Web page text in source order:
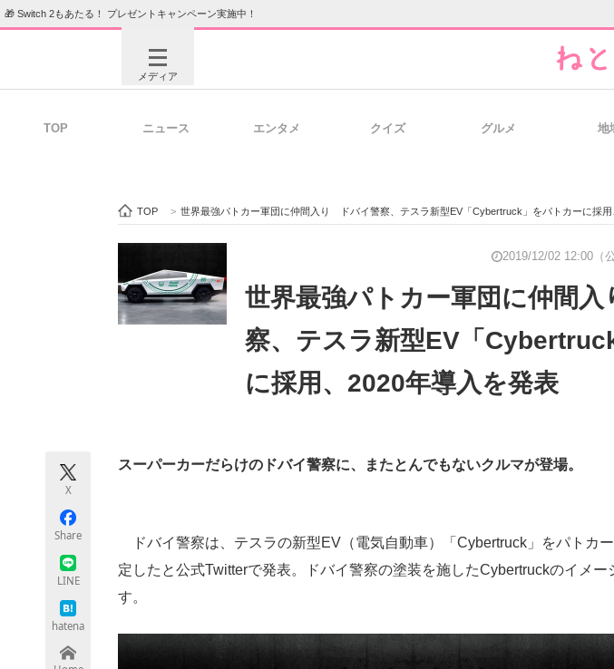
🎁 Switch 2もあたる！ プレゼントキャンペーン実施中！
メディア
ビジネスと働き方のヒント
ITエンジニア向け専門サイト 企業向けIT製品の総合サイト IT製品の技術
TOP ニュース エンタメ クイズ グルメ 地
TOP > 世界最強パトカー軍団に仲間入り ドバイ警察、テスラ新型EV「Cybertruck」をパトカーに採用
2019/12/02 12:00（公
世界最強パトカー軍団に仲間
察、テスラ新型EV「
に採用、2020年導入を発表
X
Share
LINE
hatena
スーパーカーだらけのドバイ警察に、またとんでもないクルマが登場。
ドバイ警察は、テスラの新型EV（電気自動車）「Cybertruck」をパトカ
定したと公式Twitterで発表。ドバイ警察の塗装を施したCybertruckのイメー
す。